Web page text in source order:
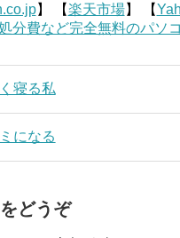
】 【楽天市場】 【
分費など完全無料のパソ
寝る私
になる
どうぞ